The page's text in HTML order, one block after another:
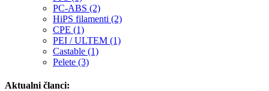
PC-ABS (2)
HiPS filamenti (2)
CPE (1)
PEI / ULTEM (1)
Castable (1)
Pelete (3)
Aktualni članci: